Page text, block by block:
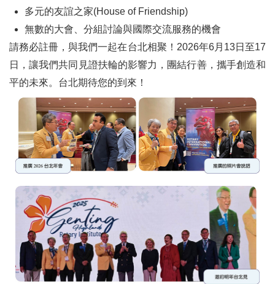
多元的友誼之家(House of Friendship)
無數的大會、分組討論與國際交流服務的機會
請務必註冊，與我們一起在台北相聚！2026年6月13日至17
日，讓我們共同見證扶輪的影響力，團結行善，攜手創造和
平的未來。台北期待您的到來！